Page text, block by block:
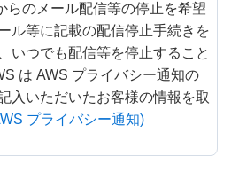
らのメール配信等の停止を希望
ル等に記載の配信停止手続きを
いつでも配信等を停止すること
は AWS プライバシー通知の
入いただいたお客様の情報を取
プライバシー通知)